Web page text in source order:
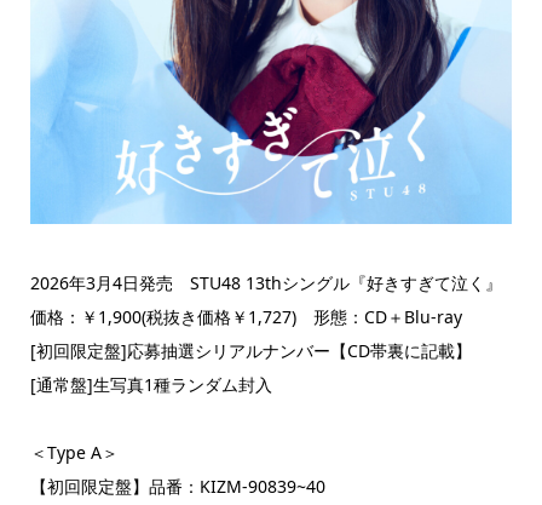
2026年3月4日発売 STU48 13thシングル『好きすぎて泣く』
価格：￥1,900(税抜き価格￥1,727) 形態：CD＋Blu-ray
[初回限定盤]応募抽選シリアルナンバー【CD帯裏に記載】
[通常盤]生写真1種ランダム封入
＜Type A＞
【初回限定盤】品番：KIZM-90839~40